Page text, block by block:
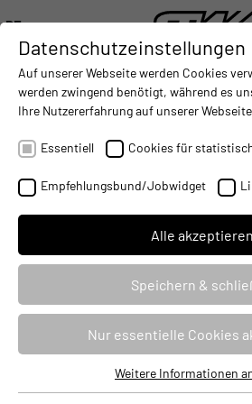
DE
DEUTSCH (DE)
ENGLISH (EN)
中文 (ZH)
DIGITALISIERUNG - CONNECTING THE WORLD OF
AUTOMATISIERUNG -
29.07.2014
Datenschutzeinstellungen
Auf unserer Webseite werden Cookies
werden zwingend benötigt, während es
Ihre Nutzererfahrung auf unserer
Essentiell Cookies für
Empfehlungsbund/Jobwidget
Alle akzeptieren
Speichern &
Nur essentielle Cookies
Weitere Informationen